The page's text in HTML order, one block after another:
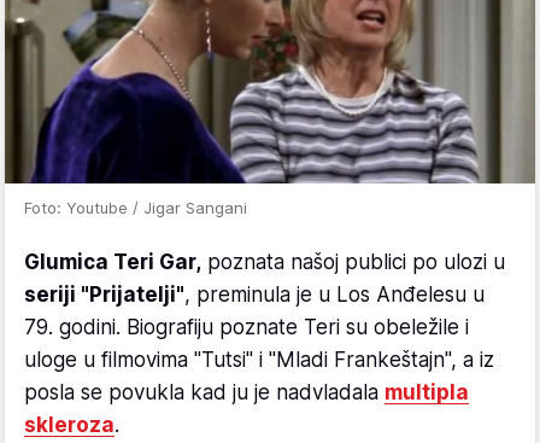
Foto: Youtube / Jigar Sangani
Glumica Teri Gar, poznata našoj publici po ulozi u
seriji "Prijatelji", preminula je u Los Anđelesu u
79. godini. Biografiju poznate Teri su obeležile i
uloge u filmovima "Tutsi" i "Mladi Frankeštajn", a iz
posla se povukla kad ju je nadvladala multipla
skleroza.